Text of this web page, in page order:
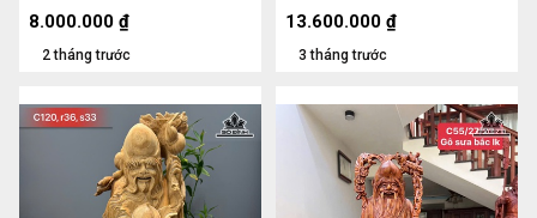
2 tháng trước
8.000.000 ₫
3 tháng trước
13.600.000 ₫